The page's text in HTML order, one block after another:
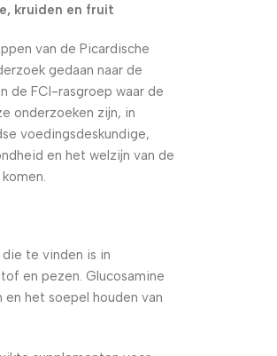
kruiden en fruit
van de Picardische
gedaan naar de
de FCI-rasgroep waar de
onderzoeken zijn, in
voedingsdeskundige,
en het welzijn van de
te vinden is in
en pezen. Glucosamine
en het soepel houden van